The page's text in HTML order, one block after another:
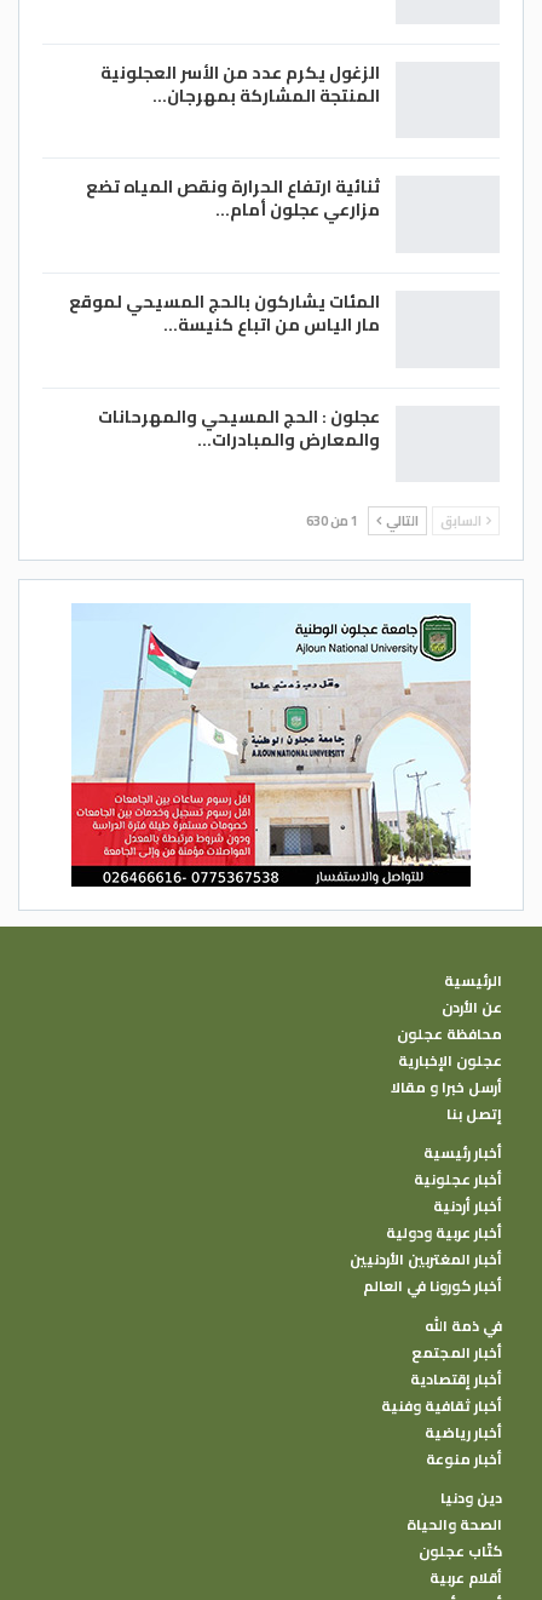
الزغول يكرم عدد من الأسر العجلونية
المنتجة المشاركة بمهرجان…
ثنائية ارتفاع الحرارة ونقص المياه تضع
مزارعي عجلون أمام…
المئات يشاركون بالحج المسيحي لموقع
مار الياس من اتباع كنيسة…
عجلون : الحج المسيحي والمهرحانات
والمعارض والمبادرات…
السابق التالي 1 من 630
الرئيسية
عن الأردن
محافظة عجلون
عجلون الإخبارية
أرسل خبرا و مقالا
إتصل بنا
أخبار رئيسية
أخبار عجلونية
أخبار أردنية
أخبار عربية ودولية
أخبار المغتربين الأردنيين
أخبار كورونا في العالم
في ذمة الله
أخبار المجتمع
أخبار إقتصادية
أخبار ثقافية وفنية
أخبار رياضية
أخبار منوعة
دين ودنيا
الصحة والحياة
كتًاب عجلون
أقلام عربية